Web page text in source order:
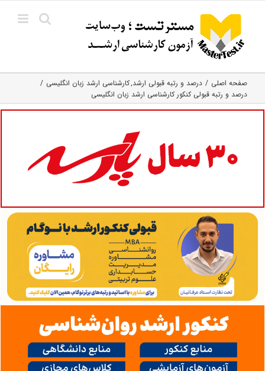
content
صفحه اصلی درصد و رتبه قبولی ارشد کارشناسی ارشد زبان انگلیسی
درصد و رتبه قبولی کنکور کارشناسی ارشد زبان انگلیسی